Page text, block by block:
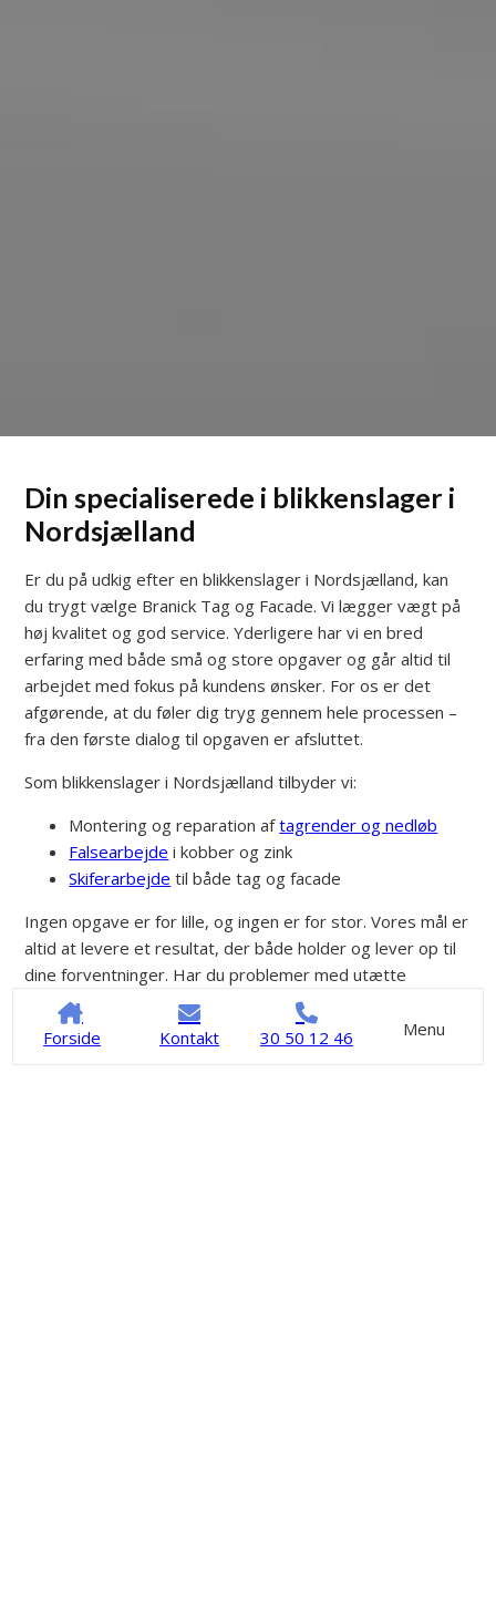
Forside Kontakt 30 50 12 46 Menu
Din specialiserede i blikkenslager i
Nordsjælland
Er du på udkig efter en blikkenslager i Nordsjælland, kan
du trygt vælge Branick Tag og Facade. Vi lægger vægt på
høj kvalitet og god service. Yderligere har vi en bred
erfaring med både små og store opgaver og går altid til
arbejdet med fokus på kundens ønsker. For os er det
afgørende, at du føler dig tryg gennem hele processen –
fra den første dialog til opgaven er afsluttet.
Som blikkenslager i Nordsjælland tilbyder vi:
Montering og reparation aftagrender og nedløb
Falsearbejde i kobber og zink
Skiferarbejde til både tag og facade
Ingen opgave er for lille, og ingen er for stor. Vores mål er
altid at levere et resultat, der både holder og lever op til
dine forventninger. Har du problemer med utætte
tagrender eller skader på taget, bør det håndteres
hurtigt, så skaderne ikke udvikler sig. Ring til os i dag på
50 12 46.